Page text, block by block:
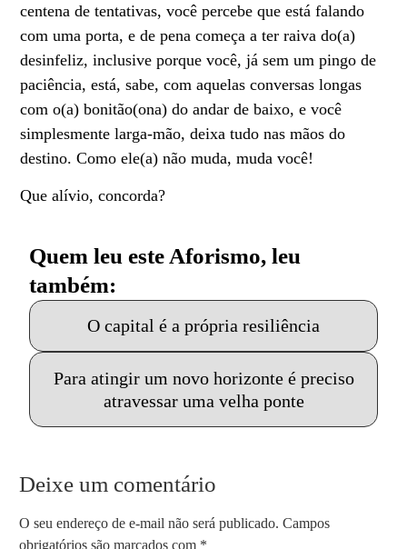
centena de tentativas, você percebe que está falando
com uma porta, e de pena começa a ter raiva do(a)
desinfeliz, inclusive porque você, já sem um pingo de
paciência, está, sabe, com aquelas conversas longas
com o(a) bonitão(ona) do andar de baixo, e você
simplesmente larga-mão, deixa tudo nas mãos do
destino. Como ele(a) não muda, muda você!
Que alívio, concorda?
Quem leu este Aforismo, leu
também:
O capital é a própria resiliência
Para atingir um novo horizonte é preciso
atravessar uma velha ponte
Deixe um comentário
O seu endereço de e-mail não será publicado. Campos
obrigatórios são marcados com *